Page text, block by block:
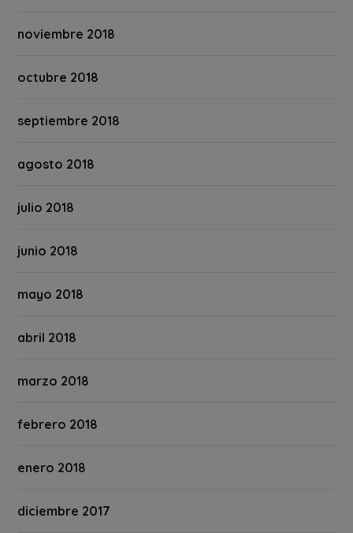
noviembre 2018
octubre 2018
septiembre 2018
agosto 2018
julio 2018
junio 2018
mayo 2018
abril 2018
marzo 2018
febrero 2018
enero 2018
diciembre 2017